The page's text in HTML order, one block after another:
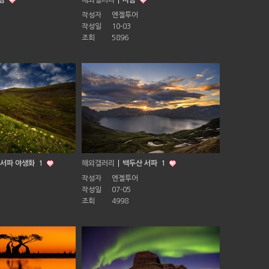
작성자
엔젤투어
작성일
10-03
조회
5896
파 야생화 1 해외갤러리 백두산 서파 1
작성자
엔젤투어
작성일
07-05
조회
4998